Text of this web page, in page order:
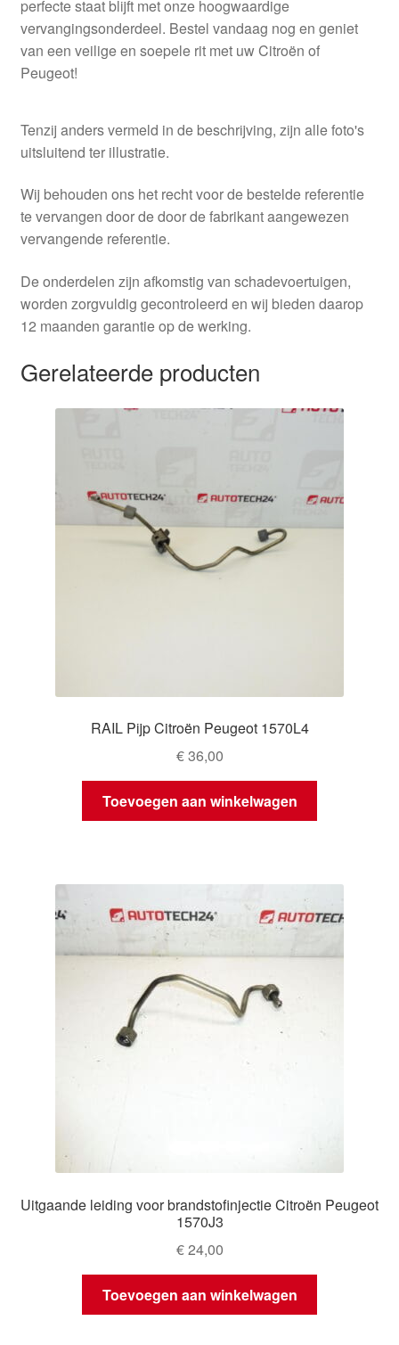
perfecte staat blijft met onze hoogwaardige
vervangingsonderdeel. Bestel vandaag nog en geniet
van een veilige en soepele rit met uw Citroën of
Peugeot!
Tenzij anders vermeld in de beschrijving, zijn alle foto's
uitsluitend ter illustratie.
Wij behouden ons het recht voor de bestelde referentie
te vervangen door de door de fabrikant aangewezen
vervangende referentie.
De onderdelen zijn afkomstig van schadevoertuigen,
worden zorgvuldig gecontroleerd en wij bieden daarop
12 maanden garantie op de werking.
Gerelateerde producten
RAIL Pijp Citroën Peugeot 1570L4
€36,00
Toevoegen aan winkelwagen
Uitgaande leiding voor brandstofinjectie Citroën Peugeot
1570J3
€24,00
Toevoegen aan winkelwagen